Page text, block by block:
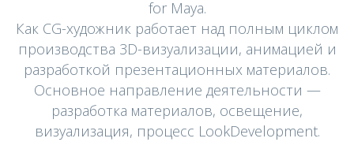
for Maya.
Как CG-художник работает над полным циклом
производства 3D-визуализации, анимацией и
разработкой презентационных материалов.
Основное направление деятельности —
разработка материалов, освещение,
визуализация, процесс LookDevelopment.